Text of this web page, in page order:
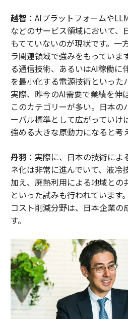
越智 ：AIプラットフォームや
などのサービス領域において、
もてていないのが現状です。一
ラ関連領域で強みをもっていま
る通信技術、あるいはAI稼働に
を最小化する電源技術といった
実際、昨今のAI需要で業績を伸
このカテゴリーが多い。日本の
ーバル標準として広がっていけ
強める大きな原動力になると考
丹羽 ：実際に、日本の技術に
ネ化は非常に進んでいて、液冷
加え、廃熱利用による地域との
といった試みも行われています
コスト削減分野は、日本企業の
す。